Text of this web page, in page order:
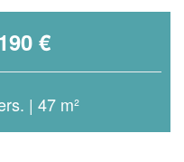
€
| 47 m²